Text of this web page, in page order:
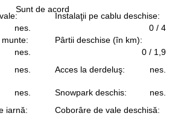
Sunt de acord
nes.
Instalaţii pe cablu deschise:
0 / 4
nes.
Pârtii deschise (în km):
0 / 1,9
nes. Acces la derdeluş: nes.
nes. Snowpark deschis:
nes.
iarnă:
Coborâre de vale deschisă: